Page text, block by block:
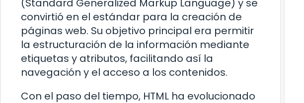
(Standard Generalized Markup Language) y se
convirtió en el estándar para la creación de
páginas web. Su objetivo principal era permitir
la estructuración de la información mediante
etiquetas y atributos, facilitando así la
navegación y el acceso a los contenidos.
Con el paso del tiempo, HTML ha evolucionado